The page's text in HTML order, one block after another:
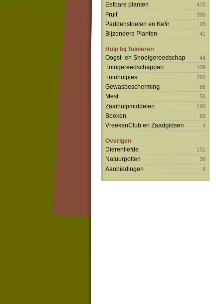
Eetbare planten
470
Fruit 390
Paddenstoelen en Kefir 28
Bijzondere Planten 41
Hulp bij Tuinieren
Oogst- en Snoeigereedschap
44
Tuingereedschappen 109
Tuinhulpjes 260
Gewasbescherming 68
Mest 56
Zaaihulpmiddelen 190
Boeken 89
VreekenClub en Zaadgidsen 4
Overigen
Dierenliefde
131
Natuurpotten 38
Aanbiedingen 9